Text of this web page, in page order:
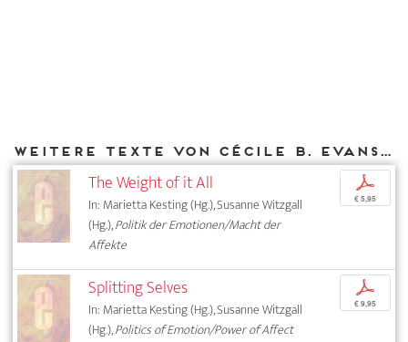
Weitere Texte von Cécile B. Evans bei DIAPHANES
The Weight of it All
In: Marietta Kesting (Hg.), Susanne Witzgall
(Hg.),Politik der Emotionen/Macht der
Affekte
p
€ 5,95
Splitting Selves
In: Marietta Kesting (Hg.), Susanne Witzgall
(Hg.),Politics of Emotion/Power of Affect
p
€ 9,95